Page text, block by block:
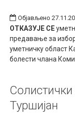
Библиотека
Студенти
Међународна
Објављено
ОТКАЗУЈЕ СЕ
предавање за
уметничку област
болести члана
Солистички
Туршијан